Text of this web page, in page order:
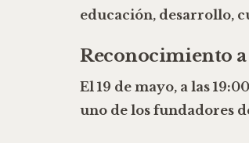
educación, desarrollo,
Reconocimiento a
El 19 de mayo, a las
uno de los fundadores